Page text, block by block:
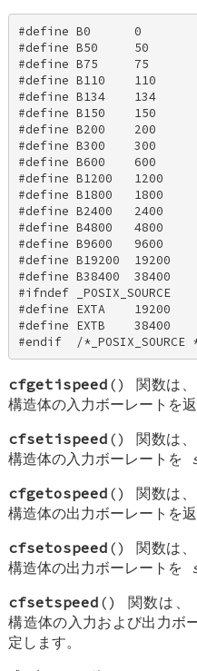
#define B0      0
#define B50     50
#define B75     75
#define B110    110
#define B134    134
#define B150    150
#define B200    200
#define B300    300
#define B600    600
#define B1200   1200
#define B1800   1800
#define B2400   2400
#define B4800   4800
#define B9600   9600
#define B19200  19200
#define B38400  38400
#ifndef _POSIX_SOURCE
#define EXTA    19200
#define EXTB    38400
#endif  /*_POSIX_SOURCE
cfgetispeed () 関数は、
構造体の入力ボーレートを返
cfsetispeed () 関数は、
構造体の入力ボーレートを
cfgetospeed () 関数は、
構造体の出力ボーレートを返
cfsetospeed () 関数は、
構造体の出力ボーレートを
cfsetspeed () 関数は、
構造体の入力および出力ボ
定します。